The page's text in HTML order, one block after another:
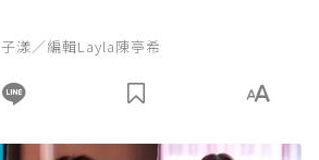
漾／編輯Layla陳亭希